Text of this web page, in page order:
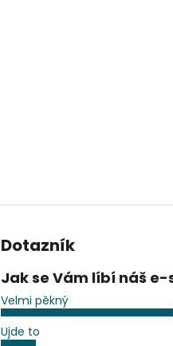
Dotazník
Jak se Vám líbí náš e-
Velmi pěkný
Ujde to